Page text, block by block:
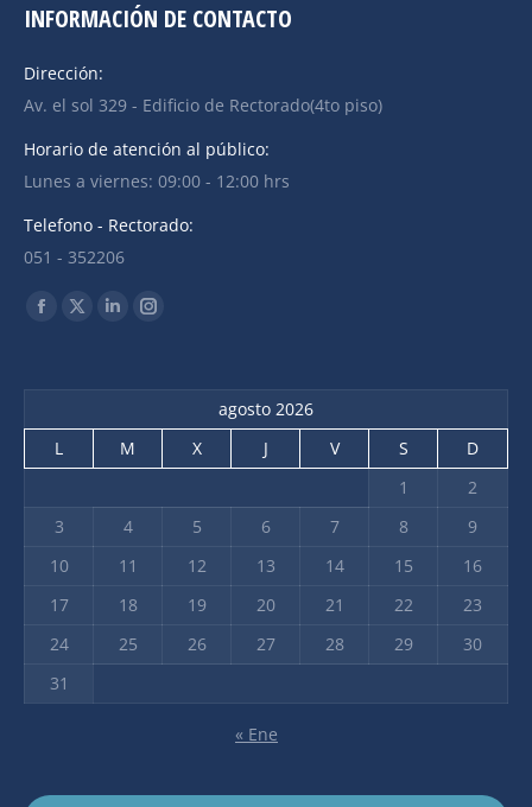
INFORMACIÓN DE CONTACTO
Dirección:
Av. el sol 329 - Edificio de Rectorado(4to piso)
Horario de atención al público:
Lunes a viernes: 09:00 - 12:00 hrs
Telefono - Rectorado:
051 - 352206
Find us on:
agosto 2026
L
M X J V S
D
1
2
3
4 5 6 7 8
9
10
11 12 13 14 15
16
17
18 19 20 21 22
23
24
25 26 27 28 29
30
31
« Ene